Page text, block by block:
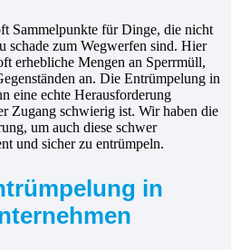
Sammelpunkte für Dinge, die nicht
schade zum Wegwerfen sind. Hier
erhebliche Mengen an Sperrmüll,
an. Die Entrümpelung in
eine echte Herausforderung
Zugang schwierig ist. Wir haben die
um auch diese schwer
und sicher zu entrümpeln.
in